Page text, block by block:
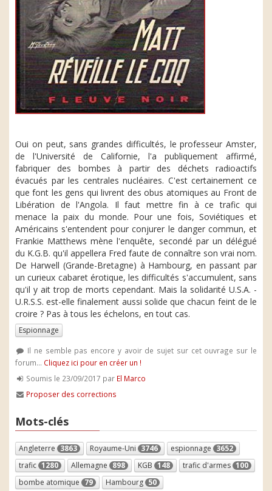
Oui on peut, sans grandes difficultés, le professeur Amster,
de l'Université de Californie, l'a publiquement affirmé,
fabriquer des bombes à partir des déchets radioactifs
évacués par les centrales nucléaires. C'est certainement ce
que font les gens qui livrent des obus atomiques au Front de
Libération de l'Angola. Il faut mettre fin à ce trafic qui
menace la paix du monde. Pour une fois, Soviétiques et
Américains s'entendent pour conjurer le danger commun, et
Frankie Matthews mène l'enquête, secondé par un délégué
du K.G.B. qu'il appellera Fred faute de connaître son vrai nom.
De Harwell (Grande-Bretagne) à Hambourg, en passant par
un curieux cabaret érotique, les difficultés s'accumulent, sans
qu'il y ait trop de morts cependant. Mais la solidarité U.S.A. -
U.R.S.S. est-elle finalement aussi solide que chacun feint de le
croire ? Pas à tous les échelons, en tout cas.
Espionnage
Il ne semble pas encore y avoir de sujet sur cet ouvrage sur le
forum... Cliquez ici pour en créer un !
Soumis le 23/09/2017 par El Marco
Proposer des corrections
Mots-clés
Angleterre 3863 Royaume-Uni 3746 espionnage 3652
trafic 1280 Allemagne 898 KGB 148 trafic d'armes 100
bombe atomique 79 Hambourg 50